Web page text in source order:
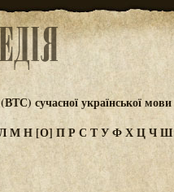
сучасної української мови
МН[О] ПРС ТУФХЦЧШ